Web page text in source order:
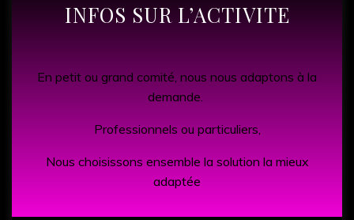
INFOS SUR L’ACTIVITE
En petit ou grand comité, nous nous adaptons à la
demande.
Professionnels ou particuliers,
Nous choisissons ensemble la solution la mieux
adaptée